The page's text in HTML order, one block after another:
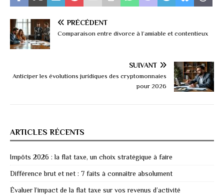
PRÉCÉDENT
Comparaison entre divorce à l’amiable et contentieux
SUIVANT
Anticiper les évolutions juridiques des cryptomonnaies
pour 2026
ARTICLES RÉCENTS
Impôts 2026 : la flat taxe, un choix stratégique à faire
Différence brut et net : 7 faits à connaître absolument
Évaluer l’impact de la flat taxe sur vos revenus d’activité